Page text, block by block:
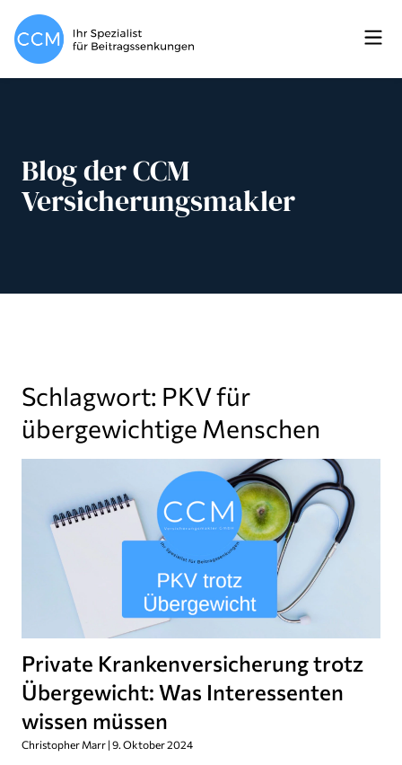
Blog der CCM
Versicherungsmakler
Schlagwort: PKV für
übergewichtige Menschen
Private Krankenversicherung trotz
Übergewicht: Was Interessenten
wissen müssen
Christopher Marr 9. Oktober 2024